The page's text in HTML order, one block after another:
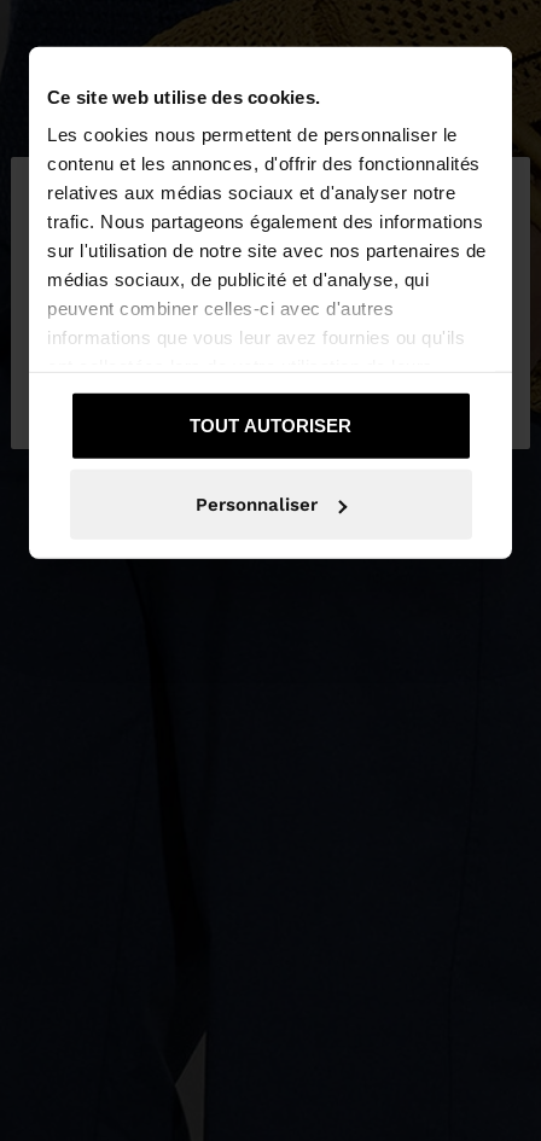
Ce site web utilise des cookies.
Les cookies nous permettent de personnaliser le
contenu et les annonces, d'offrir des fonctionnalités
relatives aux médias sociaux et d'analyser notre
trafic. Nous partageons également des informations
sur l'utilisation de notre site avec nos partenaires de
médias sociaux, de publicité et d'analyse, qui
peuvent combiner celles-ci avec d'autres
informations que vous leur avez fournies ou qu'ils
services.
TOUT AUTORISER
Personnaliser
bonjour ×
Vous accédez au site depuis Tunisia. Voulez-vous
parcourir notre site au United States?